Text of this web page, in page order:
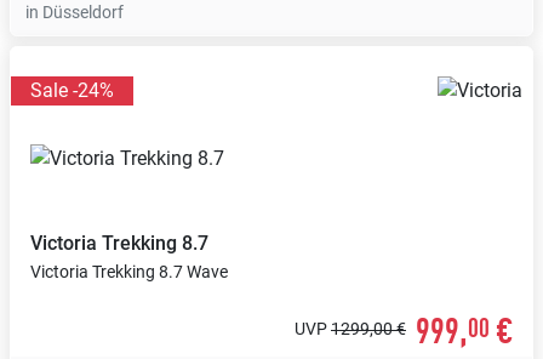
in Düsseldorf
Sale -24%
Victoria Trekking 8.7
Victoria Trekking 8.7 Wave
UVP1299,00 € 999,00 €